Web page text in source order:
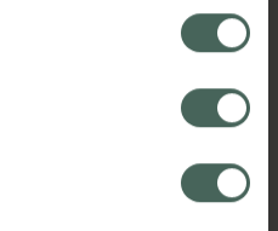
skett innan återkallelsen.
Du hittar oss från Skåne i
är det vårt uppdrag att
Välkommen att prata